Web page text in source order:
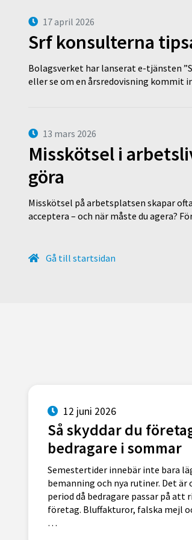
17 april 2026
Srf konsulterna
Bolagsverket har lanserat e-tjänsten
eller se om en årsredovisning kommit
13 mars 2026
Misskötsel i
göra
Misskötsel på arbetsplatsen skapar
acceptera – och när måste du agera?
Gå till startsidan
12 juni 2026
Så skyddar du
bedragare i sommar
Semestertider innebär inte bara
bemanning och nya rutiner. Det är
period då bedragare passar på att
företag. Bluffakturor, falska mejl
…